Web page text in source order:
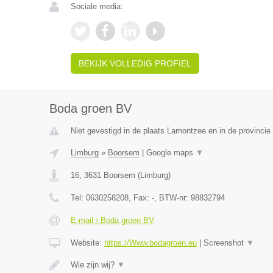
Sociale media:
BEKIJK VOLLEDIG PROFIEL
Boda groen BV
Niet gevestigd in de plaats Lamontzee en in de provincie
Limburg» Boorsem Google maps ▼
16, 3631 Boorsem (Limburg)
Tel: 0630258208, Fax: -, BTW-nr: 98832794
E-mail › Boda groen BV
Website: https://Www.bodagroen.eu| Screenshot ▼
Wie zijn wij? ▼